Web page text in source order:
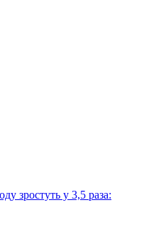
зростуть у 3,5 раза: